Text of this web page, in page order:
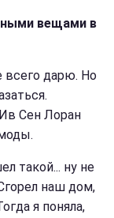
вещами в
всего дарю. Но
Сен Лоран
такой... ну не
наш дом,
я поняла,